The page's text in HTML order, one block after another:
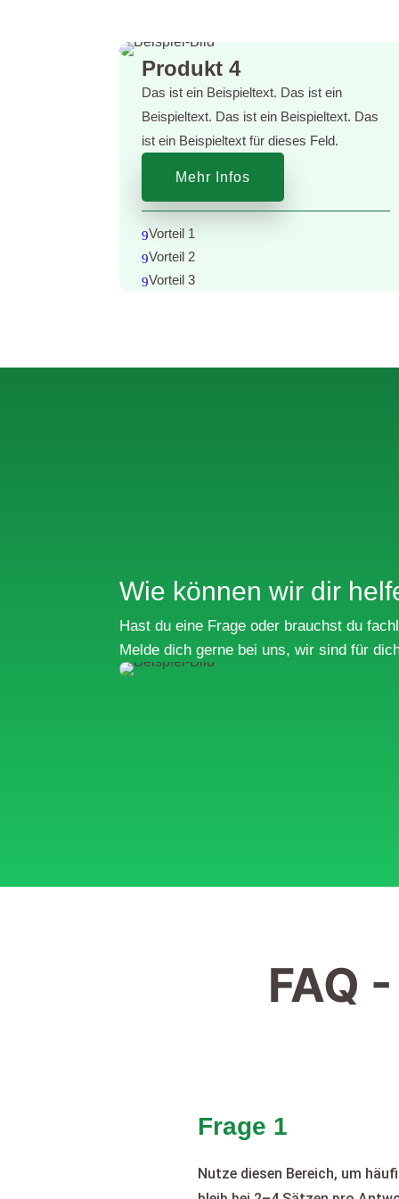
Produkt 4
Das ist ein Beispieltext. Das ist ein
Beispieltext. Das ist ein Beispieltext. Das
ist ein Beispieltext für dieses Feld.
Mehr Infos
9Vorteil 1
9Vorteil 2
9Vorteil 3
Wie können wir dir
Hast du eine Frage oder brauchst du
Melde dich gerne bei uns, wir sind für
FAQ
Frage 1
Nutze diesen Bereich, um